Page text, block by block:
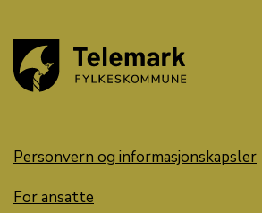
Personvern og informasjonskapsler
For ansatte